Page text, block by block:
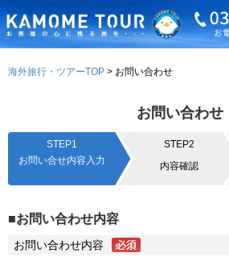
海外旅行・ツアーTOP お問い合わせ
お問い合わせ
STEP1
お問い合せ内容入力
STEP2
内容確認
■お問い合わせ内容
お問い合わせ内容